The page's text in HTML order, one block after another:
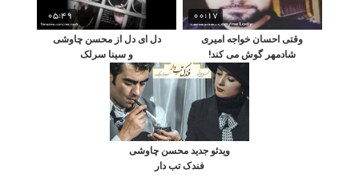
00:17
وقتی احسان خواجه امیری
شادمهر گوش می کند!
05:49
دل ای دل از محسن چاوشی
و سینا سرلک
ویدئو جدید محسن چاوشی
فندک تب دار